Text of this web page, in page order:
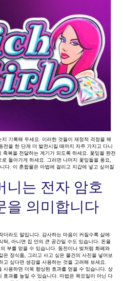
기록해 두세요. 이러한 것들이 재정적 걱정을 해
전을 한 단계 더 발전시킬 때까지 자주 가지고 다니
복을 전달하는 계기가 되도록 하세요. 꽃잎을 완전
돌아가게 하세요. 그러면 나머지 꽃잎들을 풍요,
다. 이 혼합물은 마법에 걸리고 지갑에 넣고 싶어질
니는 전자 암호
을 의미합니다
더라도 말입니다. 감사하는 마음이 커질수록 삶에
탁, 아니면 집 안의 큰 공간일 수도 있습니다. 돈을
부를 얻을 수 있습니다. 동전이나 빚처럼 화폐와
은 장식품, 그리고 사고 싶은 물건의 사진을 넣어보
고 싶다면 생강을 사용하는 것을 고려해 보세요.
사용하면 더욱 향상된 효과를 얻을 수 있습니다. 상
효과를 높일 수 있습니다. 마법은 목요일이 아닌 다